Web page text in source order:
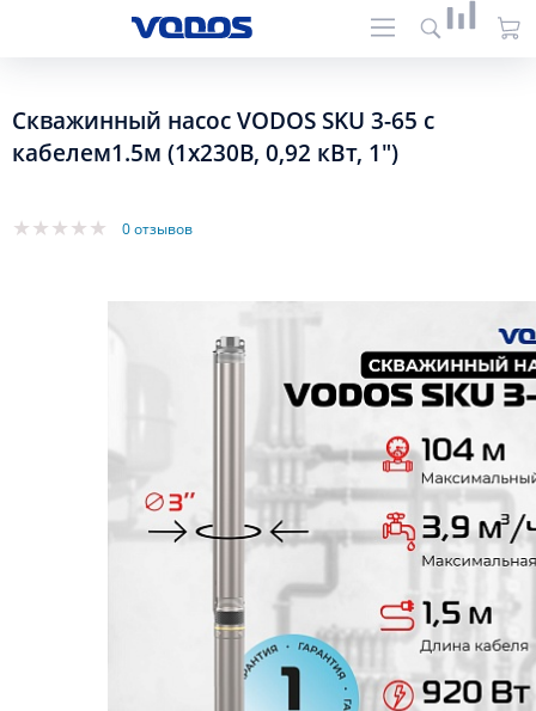
Скважинный насос VODOS SKU 3-65 с
кабелем1.5м (1х230В, 0,92 кВт, 1")
0 отзывов